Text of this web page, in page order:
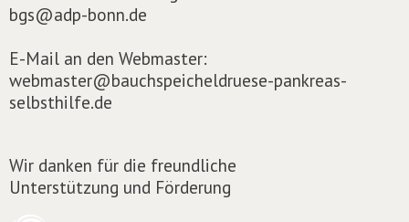
bgs@adp-bonn.de
E-Mail an den Webmaster:
webmaster@bauchspeicheldruese-pankreas-
selbsthilfe.de
Wir danken für die freundliche
Unterstützung und Förderung